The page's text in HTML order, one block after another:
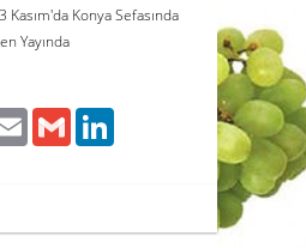
Konya Sefasında
Yayında
EmailGmail